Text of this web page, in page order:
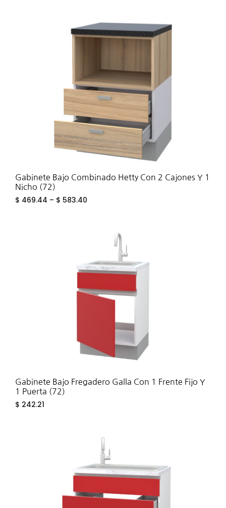
Gabinete Bajo Combinado Hetty Con 2 Cajones Y 1
Nicho (72)
$ 469.44 – $ 583.40
Gabinete Bajo Fregadero Galla Con 1 Frente Fijo Y
1 Puerta (72)
$ 242.21